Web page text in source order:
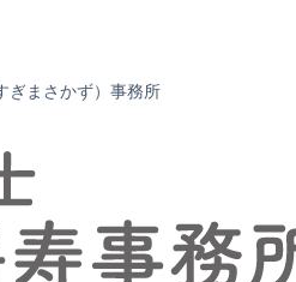
ぎまさかず）事務所